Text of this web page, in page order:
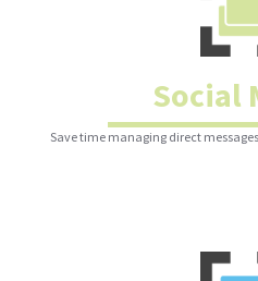
Social
Save time managing direct